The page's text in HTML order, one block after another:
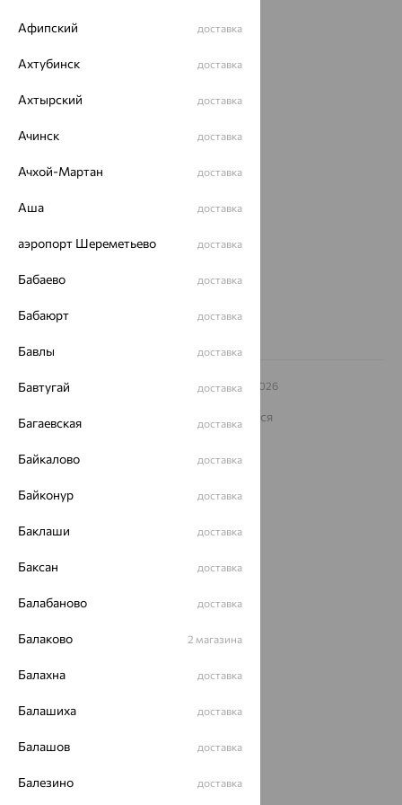
Магазины и доставка г. Липецк
ул. Зегеля, 27/2
Другие города
Заказать звонок
© ООО «Ювелирный дом «Кристалл»,2009 – 2026
На информационном ресурсе применяются
рекомендательные технологии
ОГРН 1044800168379
Разработка сайта —
Афипский доставка
Ахтубинск доставка
Ахтырский доставка
Ачинск доставка
Ачхой-Мартан доставка
Аша доставка
аэропорт Шереметьево доставка
Бабаево доставка
Бабаюрт доставка
Бавлы доставка
Бавтугай доставка
Багаевская доставка
Байкалово доставка
Байконур доставка
Баклаши доставка
Баксан доставка
Балабаново доставка
Балаково 2 магазина
Балахна доставка
Балашиха доставка
Балашов доставка
Балезино доставка